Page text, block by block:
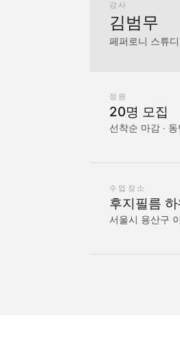
강사
김범무
페퍼로니 스튜디
정원
20명 모집
선착순 마감 ·
수업장소
후지필름
서울시 용산구